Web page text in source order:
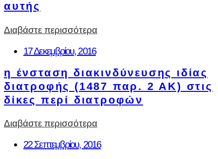
αυτής
Διαβάστε περισσότερα
17 Δεκεμβρίου, 2016
η ένσταση διακινδύνευσης ιδίας
διατροφής (1487 παρ. 2 ΑΚ) στις
δίκες περί διατροφών
Διαβάστε περισσότερα
22 Σεπτεμβρίου, 2016